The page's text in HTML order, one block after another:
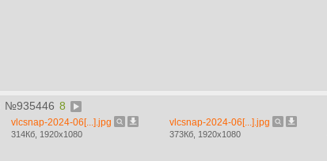
№935446 8
vlcsnap-2024-06[...].jpg
314Кб, 1920x1080
vlcsnap-2024-06[...].jpg
373Кб, 1920x1080